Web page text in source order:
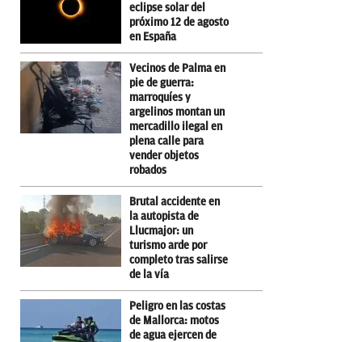
eclipse solar del
próximo 12 de agosto
en España
Vecinos de Palma en
pie de guerra:
marroquíes y
argelinos montan un
mercadillo ilegal en
plena calle para
vender objetos
robados
Brutal accidente en
la autopista de
Llucmajor: un
turismo arde por
completo tras salirse
de la vía
Peligro en las costas
de Mallorca: motos
de agua ejercen de